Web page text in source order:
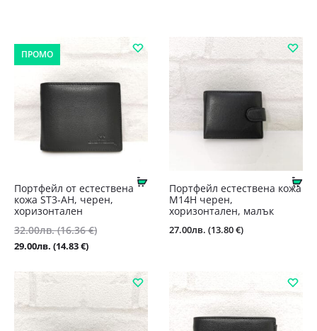
ПРОМО
Купи
Портфейл от естествена
кожа ST3-AН, черен,
хоризонтален
32.00лв. (16.36 €)Original
32.00лв.
(16.36
€).
29.00лв. (14.83 €)Текущата
29.00лв.
(14.83
€).
Портфейл естествена кожа
М14Н черен,
хоризонтален, малък
27.00лв. (13.80 €)